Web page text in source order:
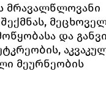
მრავალწლოვანი
და
მეურნეობის